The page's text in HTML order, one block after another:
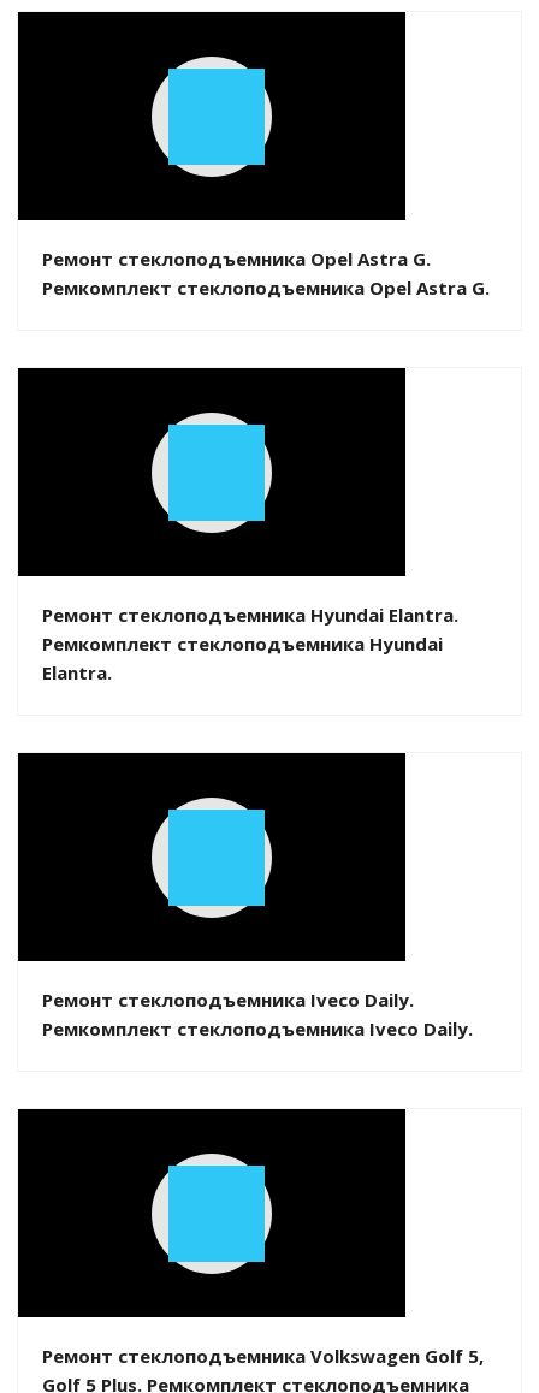
Play
Ремонт стеклоподъемника Opel Astra G.
Ремкомплект стеклоподъемника Opel Astra G.
Play
Ремонт стеклоподъемника Hyundai Elantra.
Ремкомплект стеклоподъемника Hyundai
Elantra.
Play
Ремонт стеклоподъемника Iveco Daily.
Ремкомплект стеклоподъемника Iveco Daily.
Play
Ремонт стеклоподъемника Volkswagen Golf 5,
Golf 5 Plus. Ремкомплект стеклоподъемника